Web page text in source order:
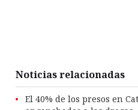
Noticias relacionadas
El 40% de los presos en